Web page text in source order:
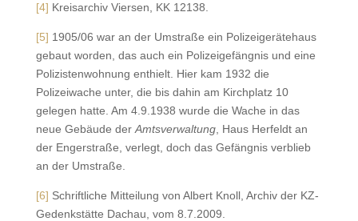
[4] Kreisarchiv Viersen, KK 12138.
[5] 1905/06 war an der Umstraße ein Polizeigerätehaus
gebaut worden, das auch ein Polizeigefängnis und eine
Polizistenwohnung enthielt. Hier kam 1932 die
Polizeiwache unter, die bis dahin am Kirchplatz 10
gelegen hatte. Am 4.9.1938 wurde die Wache in das
neue Gebäude der Amtsverwaltung, Haus Herfeldt an
der Engerstraße, verlegt, doch das Gefängnis verblieb
an der Umstraße.
[6] Schriftliche Mitteilung von Albert Knoll, Archiv der KZ-
Gedenkstätte Dachau, vom 8.7.2009.